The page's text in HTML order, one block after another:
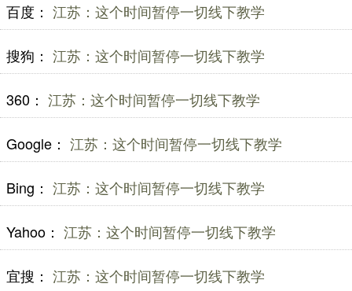
百度： 江苏：这个时间暂停一切线下教学
搜狗： 江苏：这个时间暂停一切线下教学
360： 江苏：这个时间暂停一切线下教学
Google： 江苏：这个时间暂停一切线下教学
Bing： 江苏：这个时间暂停一切线下教学
Yahoo： 江苏：这个时间暂停一切线下教学
宜搜： 江苏：这个时间暂停一切线下教学